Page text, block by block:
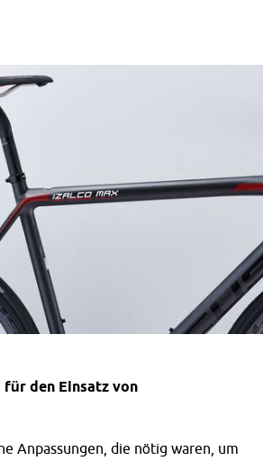
für den Einsatz von
Anpassungen, die nötig waren, um